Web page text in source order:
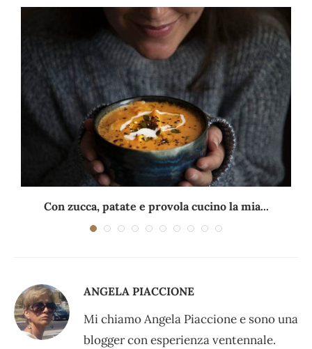
Con zucca, patate e provola cucino la mia...
ANGELA PIACCIONE
Mi chiamo Angela Piaccione e sono una
blogger con esperienza ventennale.